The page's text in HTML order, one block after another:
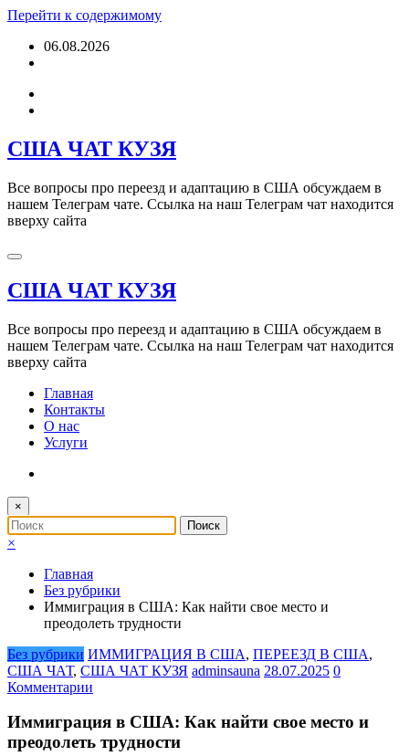
Перейти к содержимому
06.08.2026
США ЧАТ КУЗЯ
Все вопросы про переезд и адаптацию в США обсуждаем в
нашем Телеграм чате. Ссылка на наш Телеграм чат находится
вверху сайта
США ЧАТ КУЗЯ
Все вопросы про переезд и адаптацию в США обсуждаем в
нашем Телеграм чате. Ссылка на наш Телеграм чат находится
вверху сайта
Главная
Контакты
О нас
Услуги
×
×
Главная
Без рубрики
Иммиграция в США: Как найти свое место и
преодолеть трудности
Без рубрики ИММИГРАЦИЯ В США, ПЕРЕЕЗД В США,
США ЧАТ, США ЧАТ КУЗЯ adminsauna 28.07.2025 0
Комментарии
Иммиграция в США: Как найти свое место и
преодолеть трудности